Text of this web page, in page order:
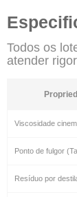
Todos os
atender
Viscosidade
Ponto de fulgor
Resíduo por